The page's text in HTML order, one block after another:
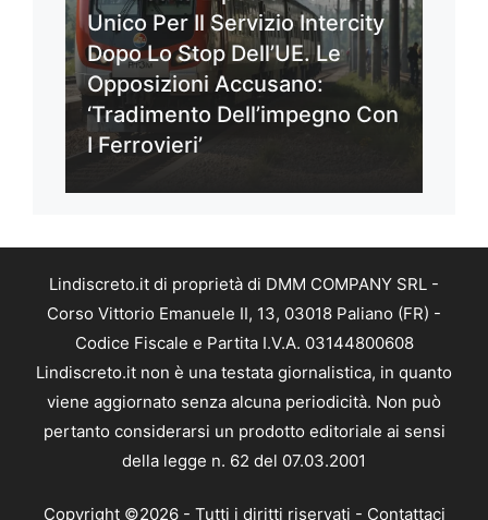
Unico Per Il Servizio Intercity
Dopo Lo Stop Dell’UE. Le
Opposizioni Accusano:
‘Tradimento Dell’impegno Con
I Ferrovieri’
Lindiscreto.it di proprietà di DMM COMPANY SRL -
Corso Vittorio Emanuele II, 13, 03018 Paliano (FR) -
Codice Fiscale e Partita I.V.A. 03144800608
Lindiscreto.it non è una testata giornalistica, in quanto
viene aggiornato senza alcuna periodicità. Non può
pertanto considerarsi un prodotto editoriale ai sensi
della legge n. 62 del 07.03.2001
Copyright ©2026 - Tutti i diritti riservati - Contattaci